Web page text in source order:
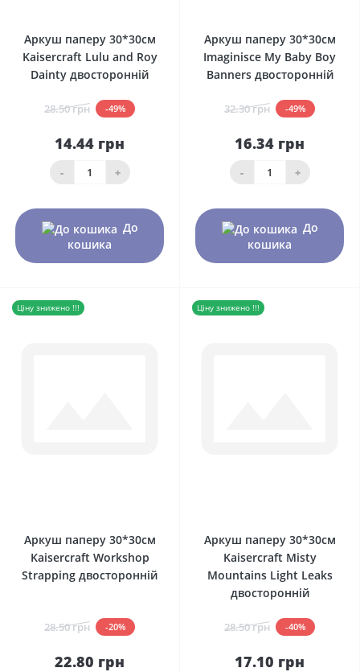
Аркуш паперу 30*30см
Kaisercraft Lulu and Roy
Dainty двосторонній
28.50 грн -49%
14.44 грн
- +
До
кошика
Аркуш паперу 30*30см
Imaginisce My Baby Boy
Banners двосторонній
32.30 грн -49%
16.34 грн
- +
До
кошика
Ціну знижено !!!
Аркуш паперу 30*30см
Kaisercraft Workshop
Strapping двосторонній
28.50 грн -20%
22.80 грн
Ціну знижено !!!
Аркуш паперу 30*30см
Kaisercraft Misty
Mountains Light Leaks
двосторонній
28.50 грн -40%
17.10 грн